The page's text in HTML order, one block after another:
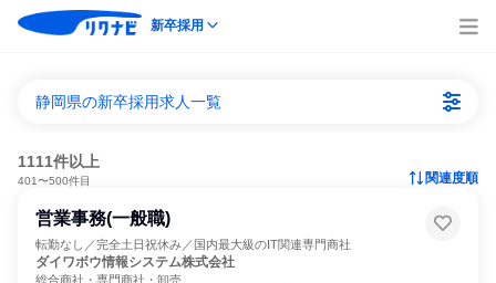
新卒採用
静岡県の新卒採用求人一覧
1111件以上
401〜500件目 関連度順
営業事務(一般職)
転勤なし／完全土日祝休み／国内最大級のIT関連専門商社
ダイワボウ情報システム株式会社
総合商社・専門商社・卸売